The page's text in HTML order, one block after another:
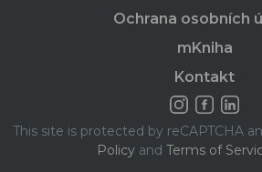
Ochrana osobních
mKniha
Kontakt
This site is protected by reCAPTCHA
Policy and Terms of